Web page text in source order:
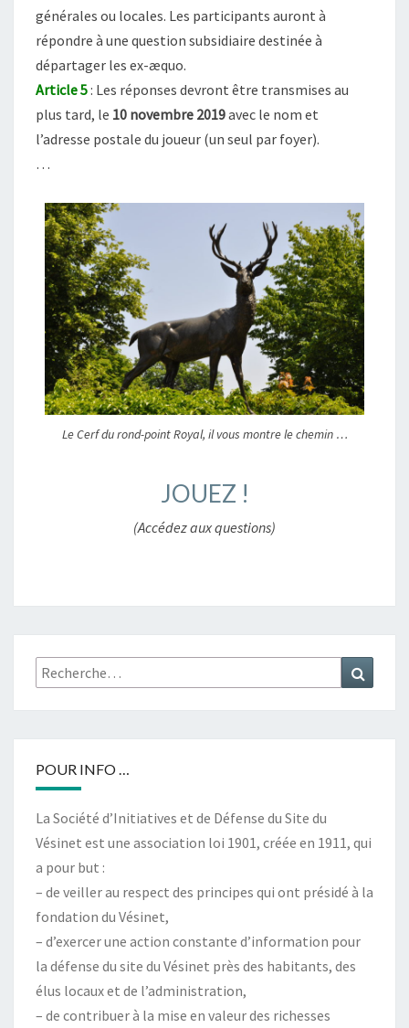
générales ou locales. Les participants auront à
répondre à une question subsidiaire destinée à
départager les ex-æquo.
Article 5: Les réponses devront être transmises au
plus tard, le 10 novembre 2019avec le nom et
l’adresse postale du joueur (un seul par foyer).
…
Le Cerf du rond-point Royal, il vous montre le chemin …
JOUEZ !
(Accédez aux questions)
Recherche
:
POUR INFO …
La Société d’Initiatives et de Défense du Site du
Vésinet est une association loi 1901, créée en 1911, qui
a pour but :
– de veiller au respect des principes qui ont présidé à la
fondation du Vésinet,
– d’exercer une action constante d’information pour
la défense du site du Vésinet près des habitants, des
élus locaux et de l’administration,
– de contribuer à la mise en valeur des richesses